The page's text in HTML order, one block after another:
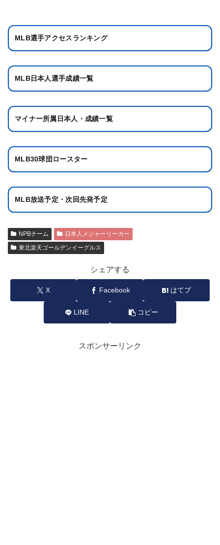
MLB選手アクセスランキング
MLB日本人選手成績一覧
マイナー所属日本人・成績一覧
MLB30球団ロースター
MLB放送予定・次回先発予定
NPBチーム
日本人メジャーリーガー
東北楽天ゴールデンイーグルス
シェアする
X Facebook はてブ
LINE コピー
スポンサーリンク